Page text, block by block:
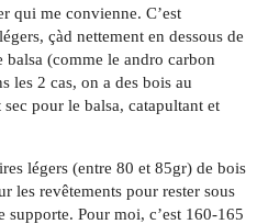
qui me convienne. C’est
çàd nettement en dessous de
balsa (comme le andro carbon
les 2 cas, on a des bois au
pour le balsa, catapultant et
légers (entre 80 et 85gr) de bois
les revêtements pour rester sous
Pour moi, c’est 160-165